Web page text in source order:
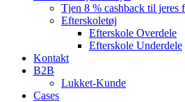
Tjen 8 % cashback til jeres
Efterskoletøj
Efterskole Overdele
Efterskole Underdele
Kontakt
B2B
Lukket-Kunde
Cases